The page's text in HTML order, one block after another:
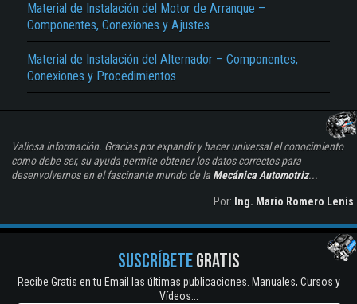
Material de Instalación del Motor de Arranque –
Componentes, Conexiones y Ajustes
Material de Instalación del Alternador – Componentes,
Conexiones y Procedimientos
Valiosa información. Gracias por expandir y hacer universal el conocimiento
como debe ser, su ayuda permite obtener los datos correctos para
desenvolvernos en el fascinante mundo de la Mecánica Automotriz...
Por: Ing. Mario Romero Lenis
SUSCRÍBETEGRATIS
Recibe Gratis en tu Email las últimas publicaciones. Manuales, Cursos y
Vídeos...